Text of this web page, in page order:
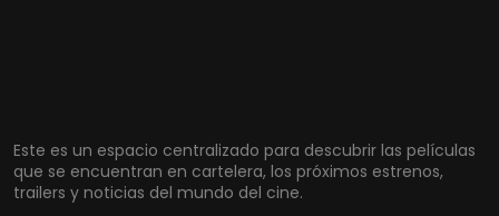
Este es un espacio centralizado para descubrir las películas
que se encuentran en cartelera, los próximos estrenos,
trailers y noticias del mundo del cine.